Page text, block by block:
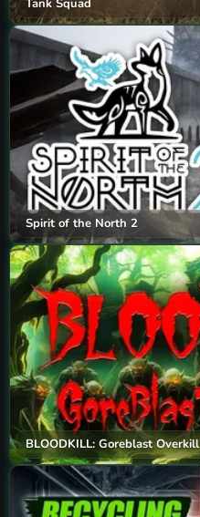
Tank Squad
Spirit of the North 2
BLOODKILL: Goreblast Overkill